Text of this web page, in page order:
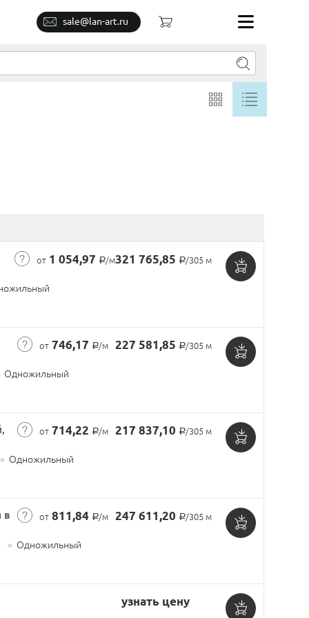
sale@lan-art.ru
от 1 054,97 Р/м321 765,85 Р/305 м
от 746,17 Р/м 227 581,85 Р/305 м
Одножильный
от 714,22 Р/м 217 837,10 Р/305 м
● Одножильный
в
от 811,84 Р/м 247 611,20 Р/305 м
● Одножильный
узнать цену